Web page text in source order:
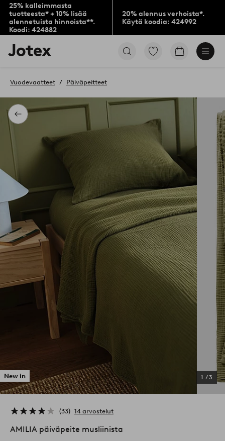
25% kalleimmasta
tuotteesta* + 10% lisää
alennetuista hinnoista**.
Koodi: 424882
20% alennus verhoista*.
Käytä koodia: 424992
Jotex-
logo
aloitussivulle
Siirry
Siirry
Takaisin
Vuodevaatteet Päiväpeitteet
New in 1 /3
33 14 arvostelut
AMILIA päiväpeite musliinista